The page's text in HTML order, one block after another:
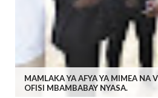
MAMLAKA YA AFYA YA MIMEA NA
OFISI MBAMBABAY NYASA.